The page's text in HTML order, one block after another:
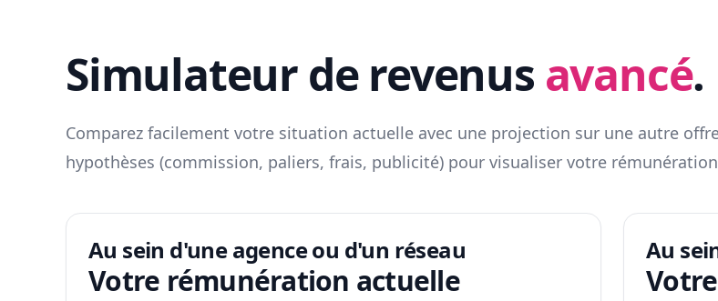
Simulateur de revenus avancé.
Comparez facilement votre situation actuelle avec une projection sur une autre
hypothèses (commission, paliers, frais, publicité) pour visualiser votre
Au sein d'une agence ou d'un réseau
Votre rémunération actuelle
Au